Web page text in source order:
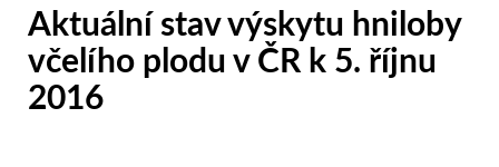
Aktuální stav výskytu hniloby
včelího plodu v ČR k 5. říjnu
2016